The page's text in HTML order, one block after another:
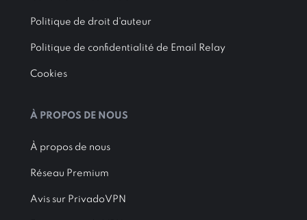
Politique de droit d'auteur
Politique de confidentialité de Email Relay
Cookies
À PROPOS DE NOUS
À propos de nous
Réseau Premium
Avis sur PrivadoVPN